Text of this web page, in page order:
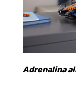
Adrenalina